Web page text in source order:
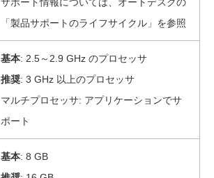
「製品サポートのライフサイクル」を参照
基本: 2.5～2.9 GHz のプロセッサ
推奨: 3 GHz 以上のプロセッサ
マルチプロセッサ: アプリケーションでサ
ポート
基本: 8 GB